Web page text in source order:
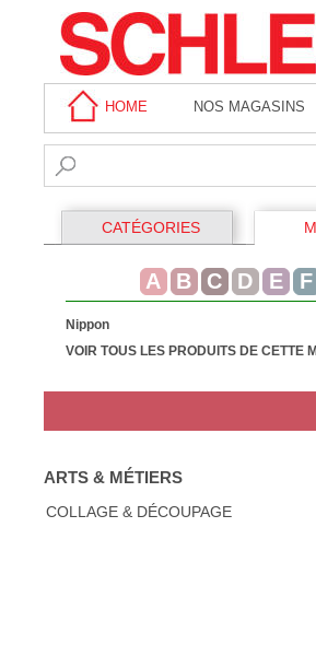
HOME NOS MAGASINS
CATÉGORIES
A B C D E F
Nippon
VOIR TOUS LES PRODUITS DE CETTE
ARTS & MÉTIERS
COLLAGE & DÉCOUPAGE